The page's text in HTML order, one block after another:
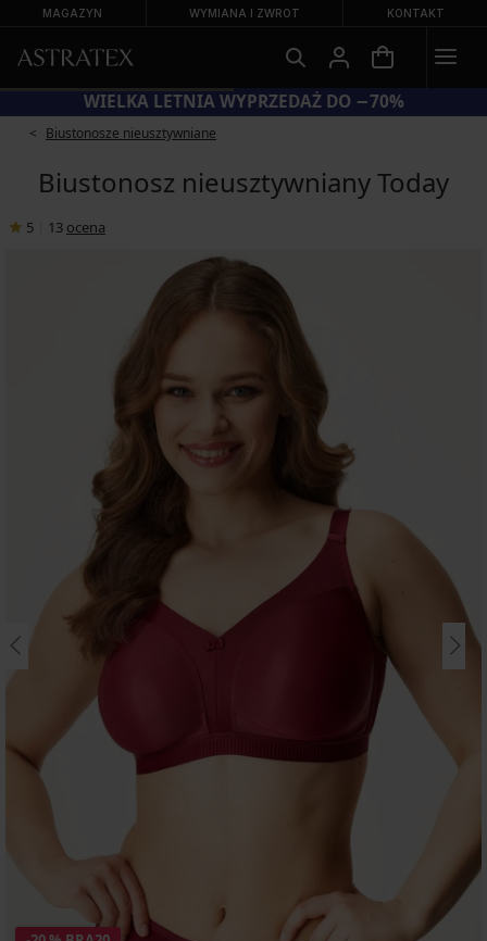
MAGAZYN WYMIANA I ZWROT KONTAKT
WIELKA LETNIA WYPRZEDAŻ DO −70%
Biustonosze nieusztywniane
Biustonosz nieusztywniany Today
5 13 ocena